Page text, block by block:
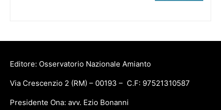
Editore: Osservatorio Nazionale Amianto
Via Crescenzio 2 (RM) – 00193 – C.F: 97521310587
Presidente Ona: avv. Ezio Bonanni